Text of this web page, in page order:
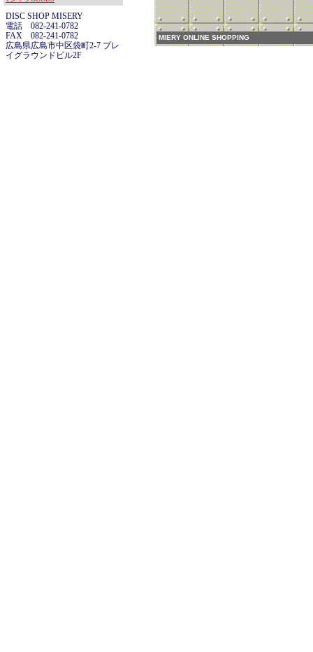
DISC SHOP MISERY
電話 082-241-0782
FAX 082-241-0782
広島県広島市中区袋町2-7 プレ
イグラウンドビル2F
MIERY ONLINE SHOPPING